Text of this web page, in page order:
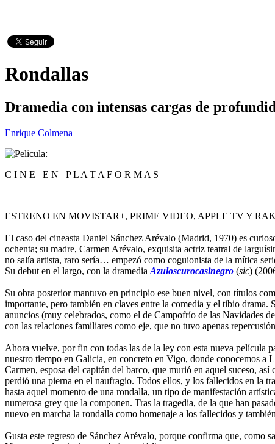
Rondallas
Dramedia con intensas cargas de
Enrique Colmena
C I N E E N P L A T A F O R M A S
ESTRENO EN MOVISTAR+, PRIME VIDEO, APPLE TV Y
El caso del cineasta Daniel Sánchez Arévalo (Madrid, 1970) es
ochenta; su madre, Carmen Arévalo, exquisita actriz teatral de
no salía artista, raro sería… empezó como coguionista de la mítica
Su debut en el largo, con la dramedia Azuloscurocasinegro (sic)
Su obra posterior mantuvo en principio ese buen nivel, con títulos
importante, pero también en claves entre la comedia y el tibio
anuncios (muy celebrados, como el de Campofrío de las Navidades
con las relaciones familiares como eje, que no tuvo apenas
Ahora vuelve, por fin con todas las de la ley con esta nueva película
nuestro tiempo en Galicia, en concreto en Vigo, donde conocemos a
Carmen, esposa del capitán del barco, que murió en aquel suceso,
perdió una pierna en el naufragio. Todos ellos, y los fallecidos en la
hasta aquel momento de una rondalla, un tipo de manifestación
numerosa grey que la componen. Tras la tragedia, de la que han
nuevo en marcha la rondalla como homenaje a los fallecidos y
Gusta este regreso de Sánchez Arévalo, porque confirma que, como